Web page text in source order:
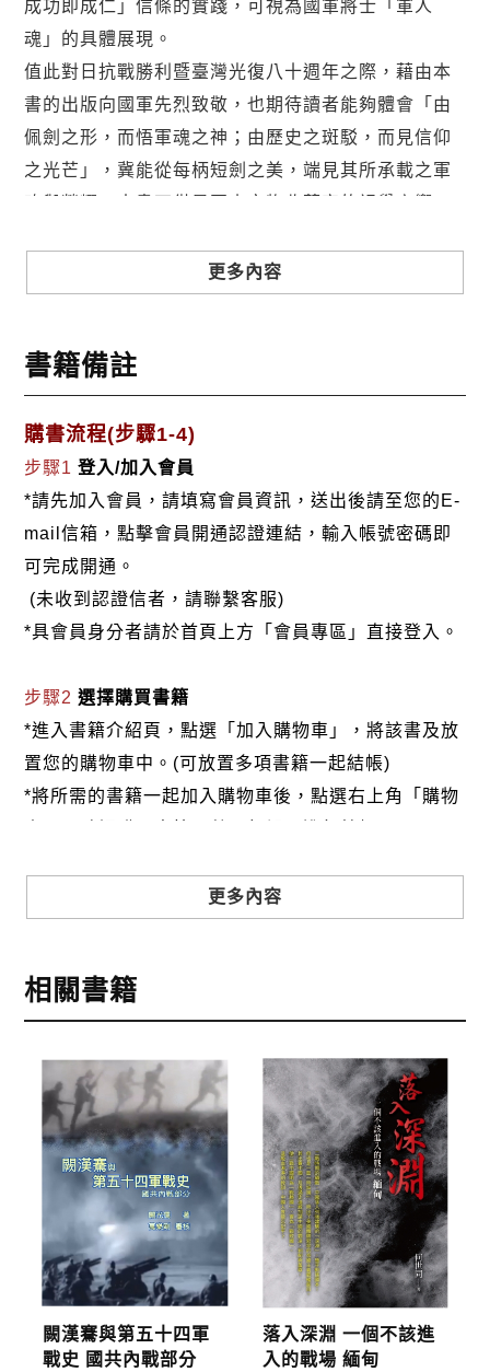
成功即成仁」信條的實踐，可視為國軍將士「軍人
魂」的具體展現。
值此對日抗戰勝利暨臺灣光復八十週年之際，藉由本
書的出版向國軍先烈致敬，也期待讀者能夠體會「由
佩劍之形，而悟軍魂之神；由歷史之斑駁，而見信仰
之光芒」，冀能從每柄短劍之美，端見其所承載之軍
都是一位軍人的榮光，每一段銘文，更是一段抗戰史
「九一八事變」及 1932 年「一二八事變」後，國府
在軍事方面的各項改革措施令人耳目一新，如中央航
校、各兵科學校與訓練班像雨後春筍般設立，直接或
間接地與國軍佩劍的誕生不無關係。
今日我們回顧這批典藏，主要著眼於對國家、責任與
榮譽的崇高敬意，表彰「軍人魂」這一精神的呼喚與
再現，那種義無反顧、知其不可為而為之的精神，是
任何一個時代所不應欠缺的勇氣。
更多內容
書籍備註
購書流程(步驟1-4)
步驟1登入/加入會員
*請先加入會員，請填寫會員資訊，送出後請至您的E-
mail信箱，點擊會員開通認證連結，輸入帳號密碼即
可完成開通。
(未收到認證信者，請聯繫客服)
*具會員身分者請於首頁上方「會員專區」直接登入。
步驟2選擇購買書籍
*進入書籍介紹頁，點選「加入購物車」，將該書及放
置您的購物車中。(可放置多項書籍一起結帳)
*將所需的書籍一起加入購物車後，點選右上角「購物
2.銀行轉帳:選擇銀行轉帳時，請填寫您的銀行帳號後
五碼，並於三日內完成匯款，以利核銷作業。
3.郵局劃撥: 選擇郵局劃撥時，請於三日內至郵局填寫
劃撥單，匯款者大名請填寫跟訂購者大名一致，以利
核銷作業。
完成訂購
訂購完成後，可至會員專區查詢「我的訂單」，查詢
訂單處理的狀態。
運費說明:
*國內凡一次訂購本公司書籍900元(含)以上，採國內
更多內容
相關書籍
闕漢騫與第五十四軍
戰史 國共內戰部分
落入深淵 一個不該進
入的戰場 緬甸